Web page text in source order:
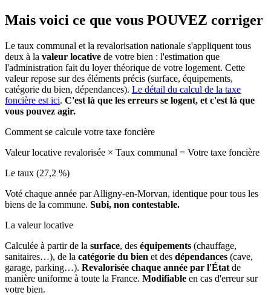
Mais voici ce que vous POUVEZ corriger
Le taux communal et la revalorisation nationale s'appliquent tous
deux à la valeur locative de votre bien : l'estimation que
l'administration fait du loyer théorique de votre logement. Cette
valeur repose sur des éléments précis (surface, équipements,
catégorie du bien, dépendances). Le détail du calcul de la taxe
foncière est ici. C'est là que les erreurs se logent, et c'est là que
vous pouvez agir.
Comment se calcule votre taxe foncière
Valeur locative revalorisée × Taux communal = Votre taxe foncière
Le taux (27,2 %)
Voté chaque année par Alligny-en-Morvan, identique pour tous les
biens de la commune. Subi, non contestable.
La valeur locative
Calculée à partir de la surface, des équipements (chauffage,
sanitaires…), de la catégorie du bien et des dépendances (cave,
garage, parking…). Revalorisée chaque année par l'État de
manière uniforme à toute la France. Modifiable en cas d'erreur sur
votre bien.